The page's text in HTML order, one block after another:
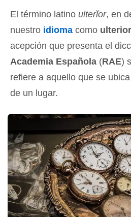
El término latino ulterĭor, en
nuestro idioma como ulterior
acepción que presenta el
Academia Española (RAE)
refiere a aquello que se
de un lugar.